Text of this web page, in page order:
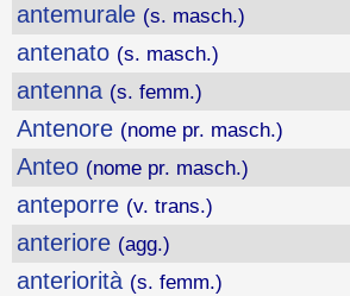
antemurale (s. masch.)
antenato (s. masch.)
antenna (s. femm.)
Antenore (nome pr. masch.)
Anteo (nome pr. masch.)
anteporre (v. trans.)
anteriore (agg.)
anteriorità (s. femm.)